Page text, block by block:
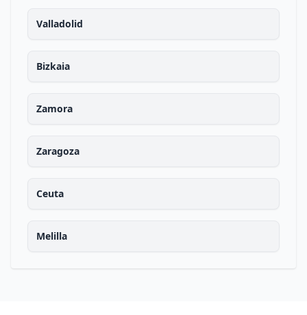
Valladolid
Bizkaia
Zamora
Zaragoza
Ceuta
Melilla